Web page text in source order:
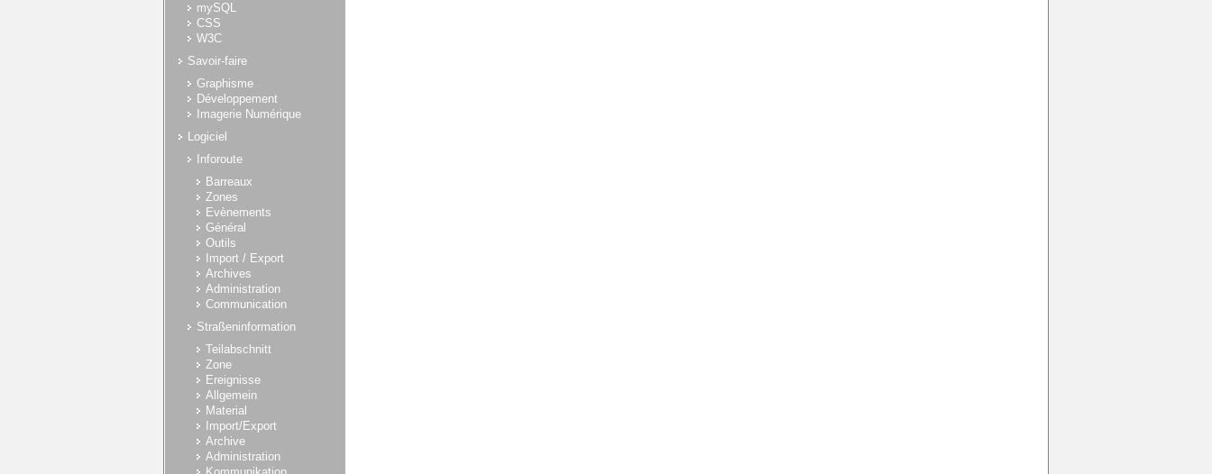
mySQL
CSS
W3C
Savoir-faire
Graphisme
Développement
Imagerie Numérique
Logiciel
Inforoute
Barreaux
Zones
Evènements
Général
Outils
Import / Export
Archives
Administration
Communication
Straßeninformation
Teilabschnitt
Zone
Ereignisse
Allgemein
Material
Import/Export
Archive
Administration